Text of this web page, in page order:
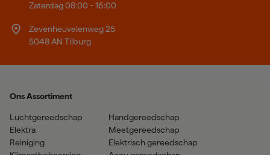
Zaterdag 08:00 - 16:00
Zevenheuvelenweg 25
5048 AN Tilburg
Ons Assortiment
Luchtgereedschap
Elektra
Reiniging
Handgereedschap
Meetgereedschap
Elektrisch gereedschap